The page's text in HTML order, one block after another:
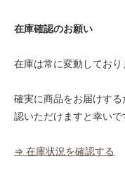
在庫確認のお願い
在庫は常に変動しており
確実に商品をお届けす
認いただけますと幸いで
⇒ 在庫状況を確認する